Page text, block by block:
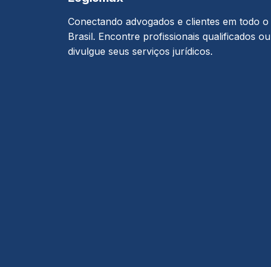
Conectando advogados e clientes em todo o
Brasil. Encontre profissionais qualificados ou
divulgue seus serviços jurídicos.